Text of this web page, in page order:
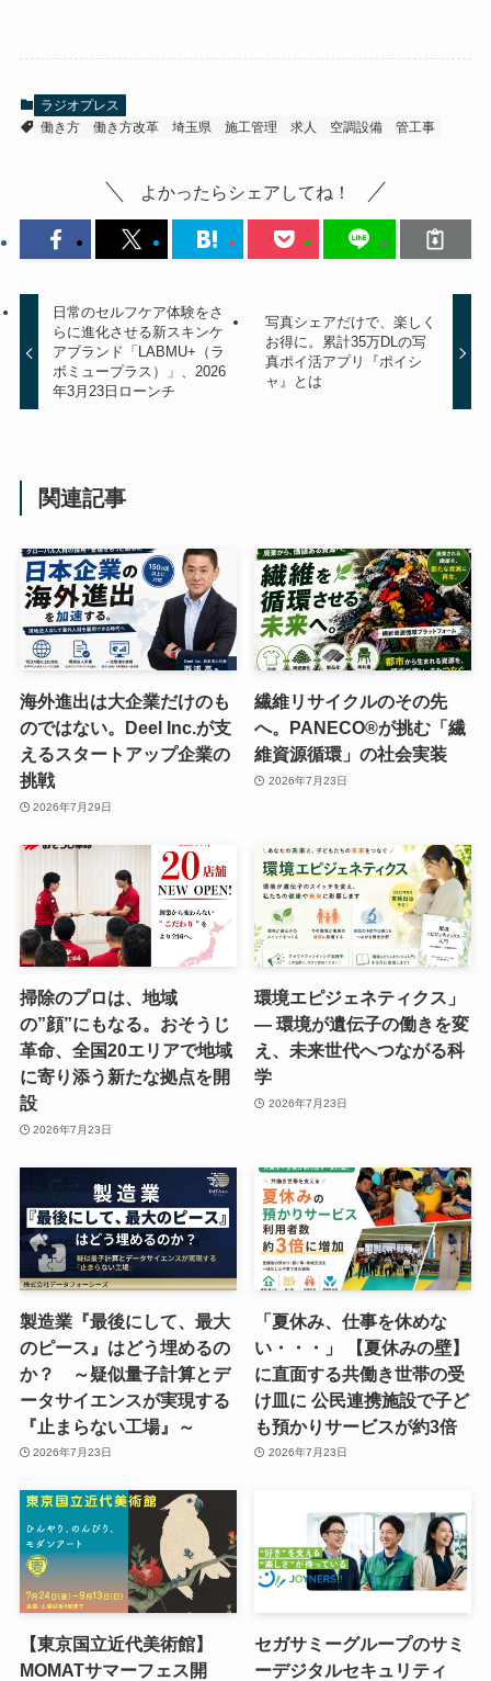
ラジオプレス
働き方
働き方改革 埼玉県 施工管理 求人 空調設備 管工事
よかったらシェアしてね！
日常のセルフケア体験をさ
らに進化させる新スキンケ
アブランド「LABMU+（ラ
ボミュープラス）」、2026
年3月23日ローンチ
写真シェアだけで、楽しく
お得に。累計35万DLの写
真ポイ活アプリ『ポイシ
ャ』とは
関連記事
海外進出は大企業だけのも
のではない。Deel Inc.が支
えるスタートアップ企業の
挑戦
2026年7月29日
繊維リサイクルのその先
へ。PANECO®が挑む「繊
維資源循環」の社会実装
2026年7月23日
掃除のプロは、地域
の”顔”にもなる。おそうじ
革命、全国20エリアで地域
に寄り添う新たな拠点を開
設
2026年7月23日
環境エピジェネティクス」
― 環境が遺伝子の働きを変
え、未来世代へつながる科
学
2026年7月23日
製造業『最後にして、最大
のピース』はどう埋めるの
か？ ～疑似量子計算とデ
ータサイエンスが実現する
『止まらない工場』～
2026年7月23日
「夏休み、仕事を休めな
い・・・」 【夏休みの壁】
に直面する共働き世帯の受
け皿に 公民連携施設で子ど
も預かりサービスが約3倍
2026年7月23日
【東京国立近代美術館】
MOMATサマーフェス開
セガサミーグループのサミ
ーデジタルセキュリティ